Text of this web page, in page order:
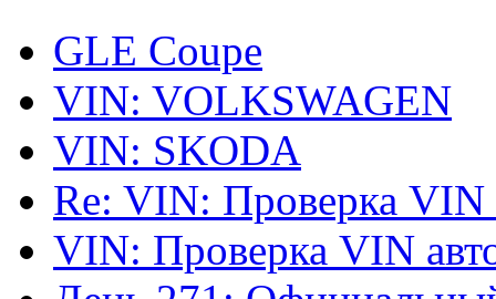
GLE Coupe
VIN: VOLKSWAGEN
VIN: SKODA
Re: VIN: Проверка VIN
VIN: Проверка VIN